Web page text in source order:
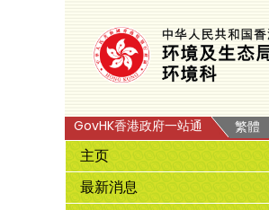
GovHK香港政府一站通 繁體
主页
最新消息